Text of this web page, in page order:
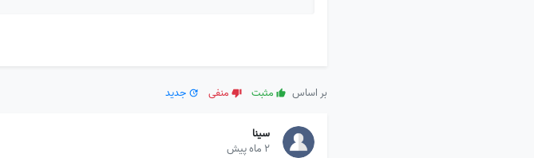
بر اساس مثبت منفی جدید
سینا
2 ماه پیش